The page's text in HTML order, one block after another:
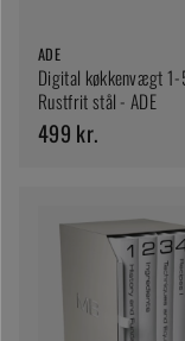
ADE
Digital køkkenvægt
Rustfrit stål - ADE
499 kr.